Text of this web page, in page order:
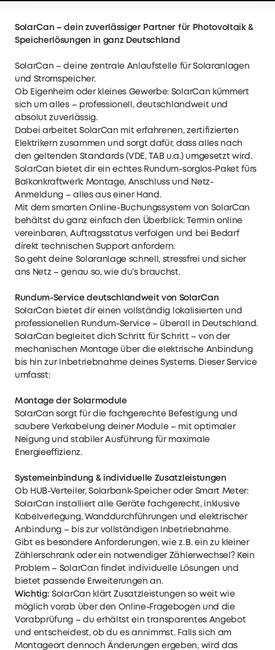
SolarCan – dein zuverlässiger Partner für Photovoltaik &
Speicherlösungen in ganz Deutschland
SolarCan – deine zentrale Anlaufstelle für Solaranlagen
und Stromspeicher.
Ob Eigenheim oder kleines Gewerbe: SolarCan kümmert
sich um alles – professionell, deutschlandweit und
absolut zuverlässig.
Dabei arbeitet SolarCan mit erfahrenen, zertifizierten
Elektrikern zusammen und sorgt dafür, dass alles nach
den geltenden Standards (VDE, TAB u.a.) umgesetzt wird.
SolarCan bietet dir ein echtes Rundum-sorglos-Paket fürs
Balkonkraftwerk: Montage, Anschluss und Netz-
Anmeldung – alles aus einer Hand.
Mit dem smarten Online-Buchungssystem von SolarCan
behältst du ganz einfach den Überblick: Termin online
vereinbaren, Auftragsstatus verfolgen und bei Bedarf
direkt technischen Support anfordern.
So geht deine Solaranlage schnell, stressfrei und sicher
ans Netz – genau so, wie du’s brauchst.
Rundum-Service deutschlandweit von SolarCan
SolarCan bietet dir einen vollständig lokalisierten und
professionellen Rundum-Service – überall in Deutschland.
SolarCan begleitet dich Schritt für Schritt – von der
mechanischen Montage über die elektrische Anbindung
bis hin zur Inbetriebnahme deines Systems. Dieser Service
umfasst:
Montage der Solarmodule
SolarCan sorgt für die fachgerechte Befestigung und
saubere Verkabelung deiner Module – mit optimaler
Neigung und stabiler Ausführung für maximale
Energieeffizienz.
Systemeinbindung & individuelle Zusatzleistungen
Ob HUB-Verteiler, Solarbank-Speicher oder Smart Meter:
SolarCan installiert alle Geräte fachgerecht, inklusive
Kabelverlegung, Wanddurchführungen und elektrischer
Anbindung – bis zur vollständigen Inbetriebnahme.
Gibt es besondere Anforderungen, wie z. B. ein zu kleiner
Zählerschrank oder ein notwendiger Zählerwechsel? Kein
Problem – SolarCan findet individuelle Lösungen und
bietet passende Erweiterungen an.
Wichtig: SolarCan klärt Zusatzleistungen so weit wie
möglich vorab über den Online-Fragebogen und die
Vorabprüfung – du erhältst ein transparentes Angebot
und entscheidest, ob du es annimmst. Falls sich am
Montageort dennoch Änderungen ergeben, wird das